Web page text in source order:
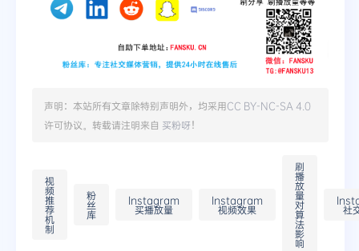
声明：本站所有文章除特别声明外，均采用CC BY-NC-SA 4.0
许可协议。转载请注明来自 买粉呀！
视
频
推
荐
机
制
粉
丝
库
Instagram
买播放量
Instagram
视频效果
刷
播
放
量
对
算
法
影
响
社